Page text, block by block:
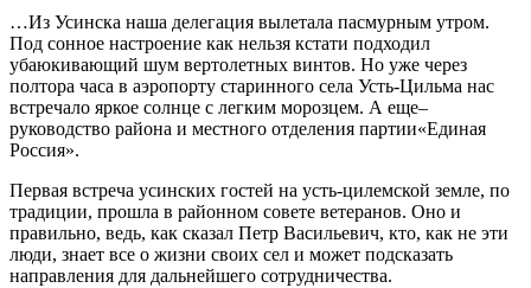
…Из Усинска наша делегация вылетала пасмурным утром.
Под сонное настроение как нельзя кстати подходил
убаюкивающий шум вертолетных винтов. Но уже через
полтора часа в аэропорту старинного села Усть-Цильма нас
встречало яркое солнце с легким морозцем. А еще–
руководство района и местного отделения партии«Единая
Россия».
Первая встреча усинских гостей на усть-цилемской земле, по
традиции, прошла в районном совете ветеранов. Оно и
правильно, ведь, как сказал Петр Васильевич, кто, как не эти
люди, знает все о жизни своих сел и может подсказать
направления для дальнейшего сотрудничества.